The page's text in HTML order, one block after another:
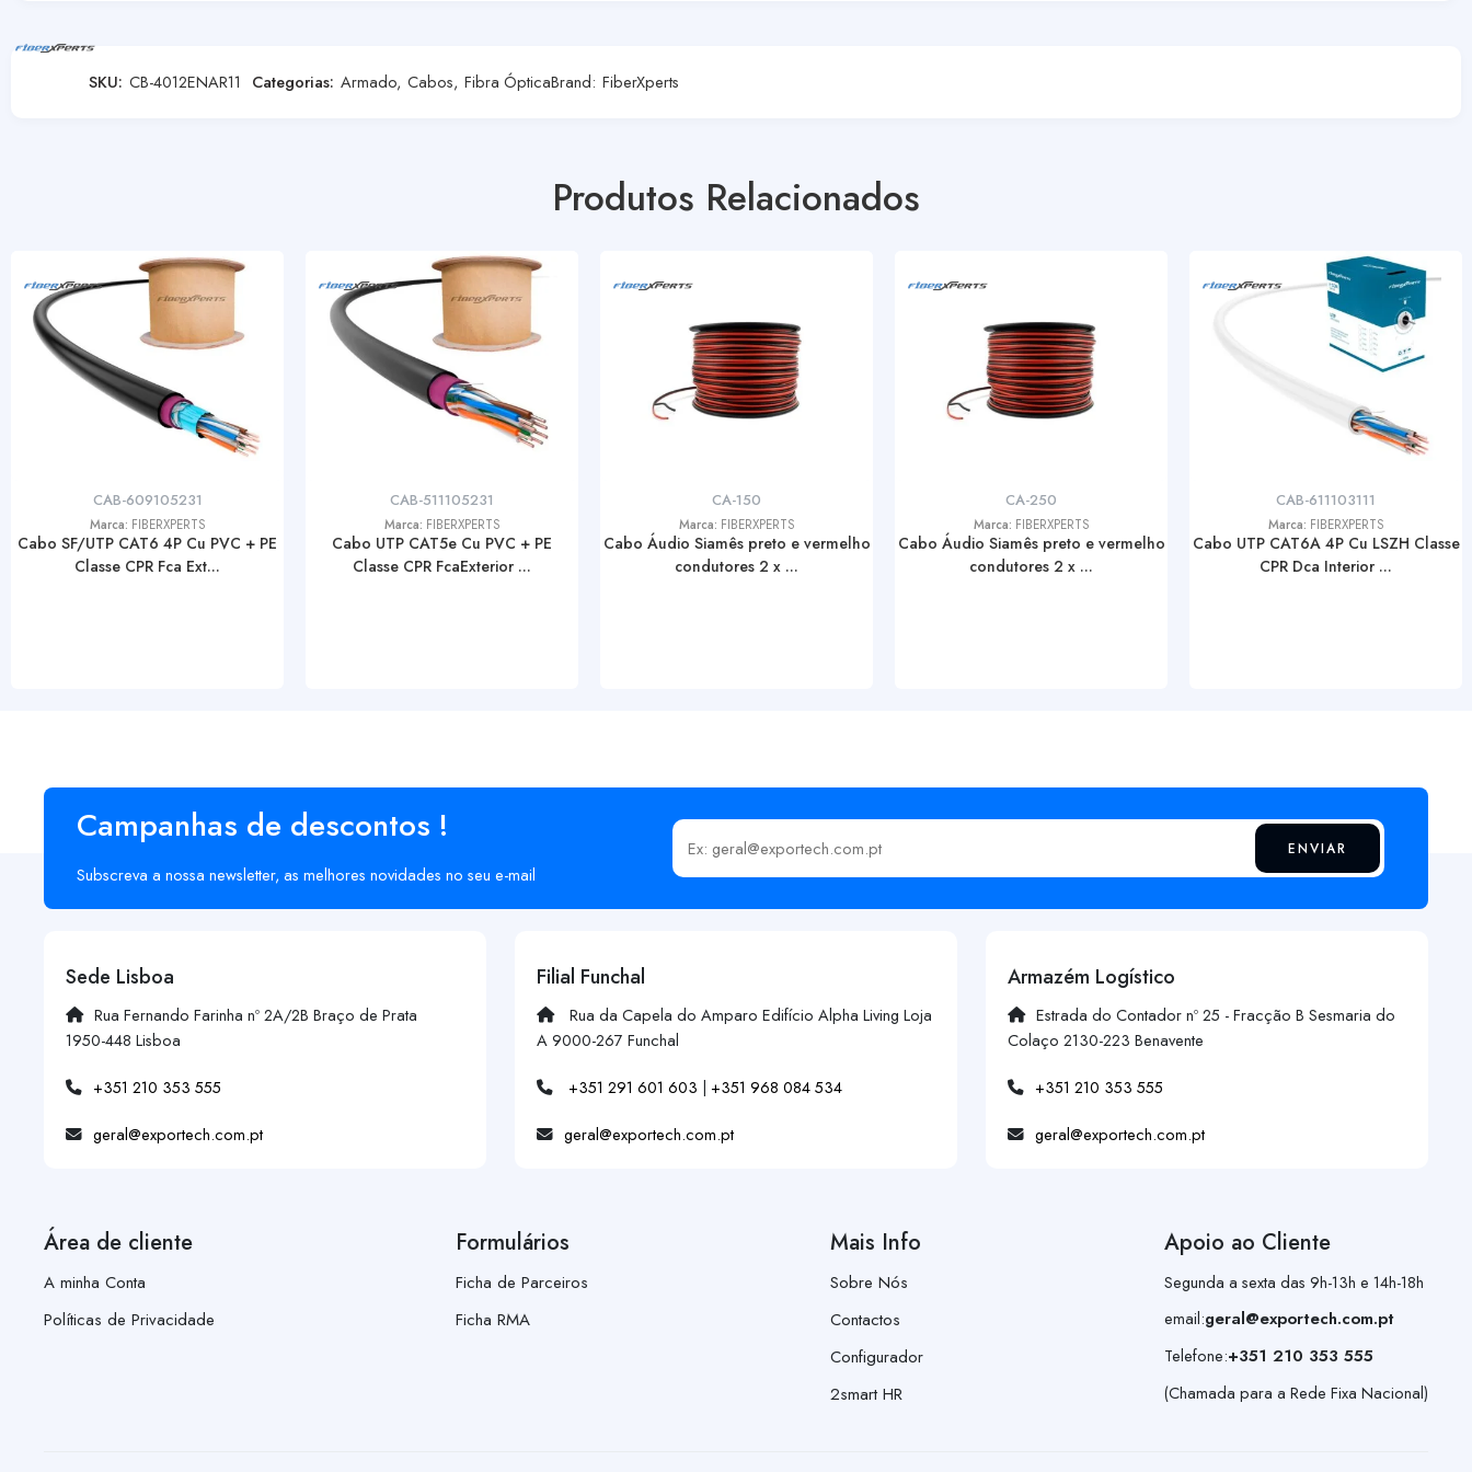
SKU: CB-4012ENAR11 Categorias: Armado, Cabos, Fibra ÓpticaBrand: FiberXperts
Produtos Relacionados
CAB-609105231
Marca: FIBERXPERTS
Cabo SF/UTP CAT6 4P Cu PVC + PE
Classe CPR Fca Ext...
CAB-511105231
Marca: FIBERXPERTS
Cabo UTP CAT5e Cu PVC + PE
Classe CPR FcaExterior ...
CA-150
Marca: FIBERXPERTS
Cabo Áudio Siamês preto e vermelho
condutores 2 x ...
CA-250
Marca: FIBERXPERTS
Cabo Áudio Siamês preto e vermelho
condutores 2 x ...
CAB-611103111
Marca: FIBERXPERTS
Cabo UTP CAT6A 4P Cu LSZH Classe
CPR Dca Interior ...
Campanhas de descontos !
Subscreva a nossa newsletter, as melhores novidades no seu e-mail
Insira o seu email ENVIAR
Sede Lisboa
Rua Fernando Farinha nº 2A/2B Braço de Prata
1950-448 Lisboa
+351 210 353 555
geral@exportech.com.pt
Filial Funchal
Rua da Capela do Amparo Edifício Alpha Living Loja
A 9000-267 Funchal
+351 291 601 603 | +351 968 084 534
geral@exportech.com.pt
Armazém Logístico
Estrada do Contador nº 25 - Fracção B Sesmaria do
Colaço 2130-223 Benavente
+351 210 353 555
geral@exportech.com.pt
Área de cliente
A minha Conta
Políticas de Privacidade
Formulários
Ficha de Parceiros
Ficha RMA
Mais Info
Sobre Nós
Contactos
Configurador
2smart HR
Apoio ao Cliente
Segunda a sexta das 9h-13h e 14h-18h
email:geral@exportech.com.pt
Telefone:+351 210 353 555
(Chamada para a Rede Fixa Nacional)